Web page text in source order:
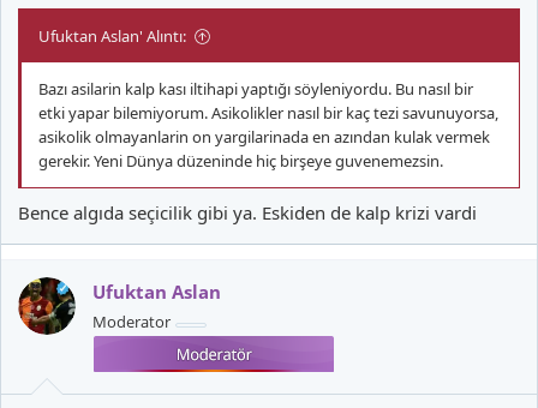
Ufuktan Aslan' Alıntı:
Bazı asilarin kalp kası iltihapi yaptığı söyleniyordu. Bu nasıl bir
etki yapar bilemiyorum. Asikolikler nasıl bir kaç tezi savunuyorsa,
asikolik olmayanlarin on yargilarinada en azından kulak vermek
gerekir. Yeni Dünya düzeninde hiç birşeye guvenemezsin.
Bence algıda seçicilik gibi ya. Eskiden de kalp krizi vardi
Ufuktan Aslan
Moderator